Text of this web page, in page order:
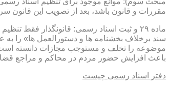
مقررات و قانون باشد، بعد از تصویب این
سند برخلاف بخشنامه ها و دستورالعمل ها» را به
موضوعه را تخلف و مستوجب مجازات دانسته
باعث افزایش حضور مردم در محاکم و مراجع
دفتر اسناد رسمی چیست